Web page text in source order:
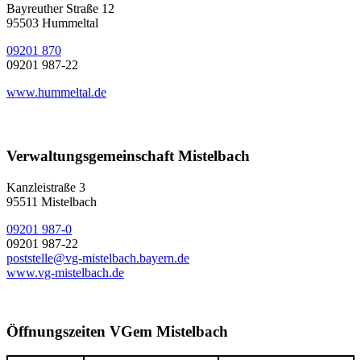
Bayreuther Straße 12
95503 Hummeltal
09201 870
09201 987-22
www.hummeltal.de
Verwaltungsgemeinschaft Mistelbach
Kanzleistraße 3
95511 Mistelbach
09201 987-0
09201 987-22
poststelle@vg-mistelbach.bayern.de
www.vg-mistelbach.de
Öffnungszeiten VGem Mistelbach